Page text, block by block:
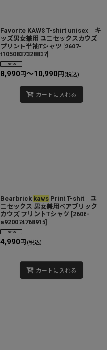
Favorite KAWS T-shirt unisex キ
ッズ男女兼用 ユニセックスカウズ
プリント半袖Tシャツ [2607-
t1050837328837]
8,990 円 ～10,990 円 (税込)
カートに入れる
Bearbrick kaws Print T-shit ユ
ニセックス 男女兼用ベアブリック
カウズ プリントTシャツ [2606-
a920074768915]
4,990 円 (税込)
カートに入れる